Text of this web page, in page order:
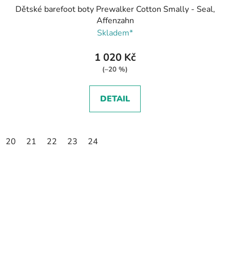
Dětské barefoot boty Prewalker Cotton Smally - Seal,
Affenzahn
Skladem*
1 020 Kč
(–20 %)
DETAIL
20 21 22 23 24